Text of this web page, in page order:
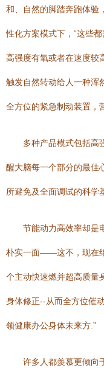
和、自然的脚踏奔跑体验
性化方案模式下，“这些
高强度有氧或者在速度较
触发自然转动给人一种浑
全方位的紧急制动装置，
多种产品模式包括高
醒大脑每一个部分的最佳
所避免及全面调试的科学
节能动力高效率却是
朴实一面——这不，现在
个主动快速燃并超高质量
身体修正--从而全方位催
领健康办公身体未来方.”
许多人都羡慕更倾向